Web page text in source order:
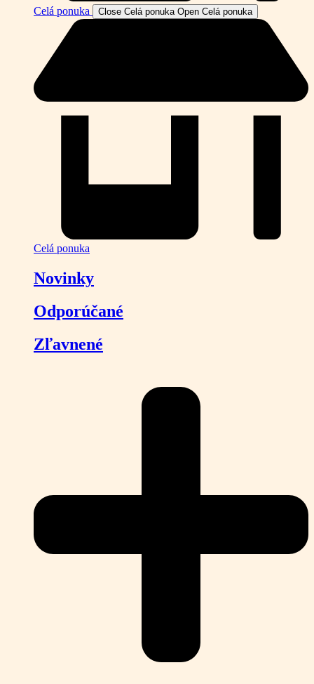
Celá ponuka Close Celá ponuka Open Celá ponuka
Celá ponuka
Novinky
Odporúčané
Zľavnené